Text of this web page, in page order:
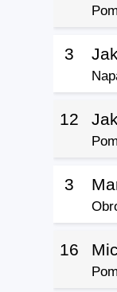
3
12
3
16